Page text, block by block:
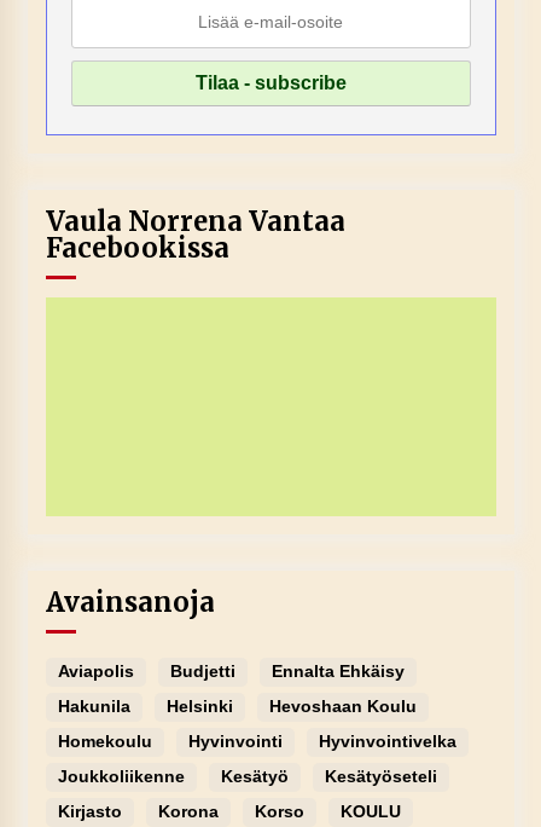
Vaula Norrena Vantaa
Facebookissa
Avainsanoja
Aviapolis Budjetti
Ennalta Ehkäisy
Hakunila
Helsinki
Hevoshaan Koulu
Homekoulu
Hyvinvointi
Hyvinvointivelka
Joukkoliikenne
Kesätyö
Kesätyöseteli
Kirjasto
Korona Korso
KOULU